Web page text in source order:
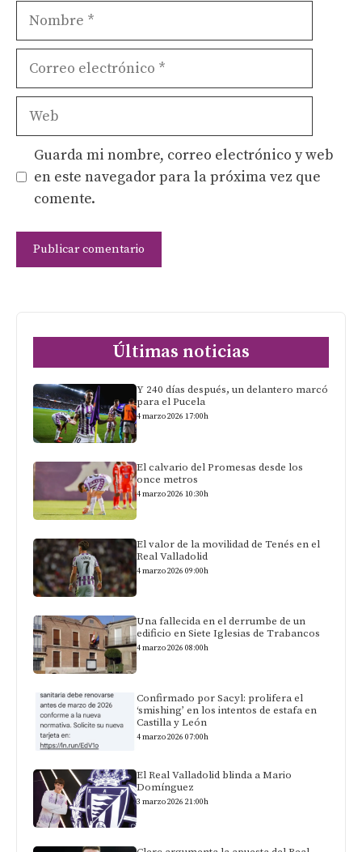
Nombre
Correo
Web
Guarda mi nombre, correo electrónico y web
en este navegador para la próxima vez que
comente.
Últimas noticias
Y 240 días después, un delantero marcó
para el Pucela
4 marzo 2026 17:00h
El calvario del Promesas desde los
once metros
4 marzo 2026 10:30h
El valor de la movilidad de Tenés en el
Real Valladolid
4 marzo 2026 09:00h
Una fallecida en el derrumbe de un
edificio en Siete Iglesias de Trabancos
4 marzo 2026 08:00h
Confirmado por Sacyl: prolifera el
‘smishing’ en los intentos de estafa en
Castilla y León
4 marzo 2026 07:00h
El Real Valladolid blinda a Mario
Domínguez
3 marzo 2026 21:00h